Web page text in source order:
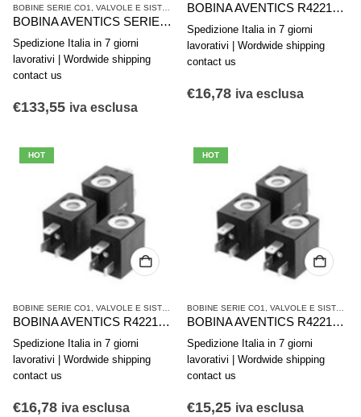
BOBINE SERIE CO1 VALVOLE E SISTEMI DI VALVOLE AVENTICS ,VALVOLE SINGOLE
BOBINA AVENTICS SERIE CO1 1827414297
Spedizione Italia in 7 giorni
lavorativi | Wordwide shipping
contact us
€133,55 iva esclusa
BOBINA AVENTICS R422101604
Spedizione Italia in 7 giorni
lavorativi | Wordwide shipping
contact us
€16,78 iva esclusa
HOT
BOBINE SERIE CO1 VALVOLE E SISTEMI DI VALVOLE AVENTICS
BOBINA AVENTICS R422101603
Spedizione Italia in 7 giorni
lavorativi | Wordwide shipping
contact us
€16,78 iva esclusa
HOT
BOBINE SERIE CO1 VALVOLE E SISTEMI DI VALVOLE AVENTICS
BOBINA AVENTICS R422101602
Spedizione Italia in 7 giorni
lavorativi | Wordwide shipping
contact us
€15,25 iva esclusa